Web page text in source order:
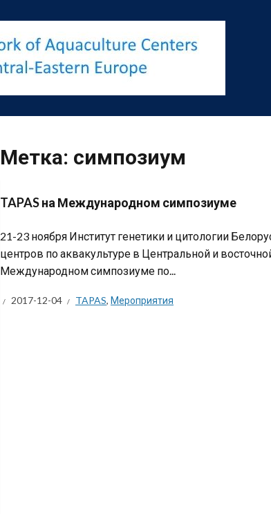
Метка: симпозиум
TAPAS на Международном симпозиуме
21-23 ноября Институт генетики и цитологии
центров по аквакультуре в Центральной и
Международном симпозиуме по...
2017-12-04 TAPAS, Мероприятия